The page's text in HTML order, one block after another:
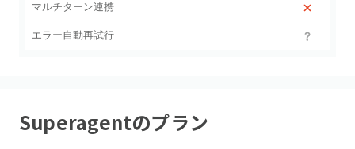
マルチターン連携
エラー自動再試行
Superagentのプラン